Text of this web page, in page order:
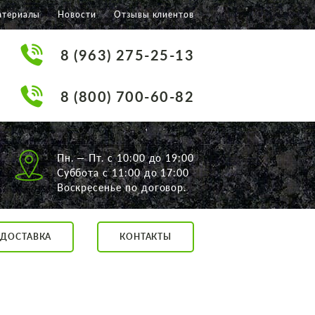
Новости Отзывы клиентов
8 (963) 275-25-13
8 (800) 700-60-82
Пн. — Пт. с 10:00 до 19:00
Суббота с 11:00 до 17:00
Воскресенье по договор.
ДОСТАВКА КОНТАКТЫ